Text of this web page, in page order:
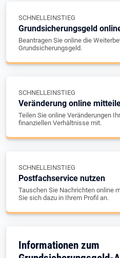
SCHNELLEINSTIEG
Grundsicherungsgeld
Beantragen Sie online die
Grundsicherungsgeld.
SCHNELLEINSTIEG
Veränderung online
Teilen Sie online Veränderungen
finanziellen Verhältnisse mit.
SCHNELLEINSTIEG
Postfachservice nutzen
Tauschen Sie Nachrichten online
Sie sich dazu in Ihrem Profil an.
Informationen zum